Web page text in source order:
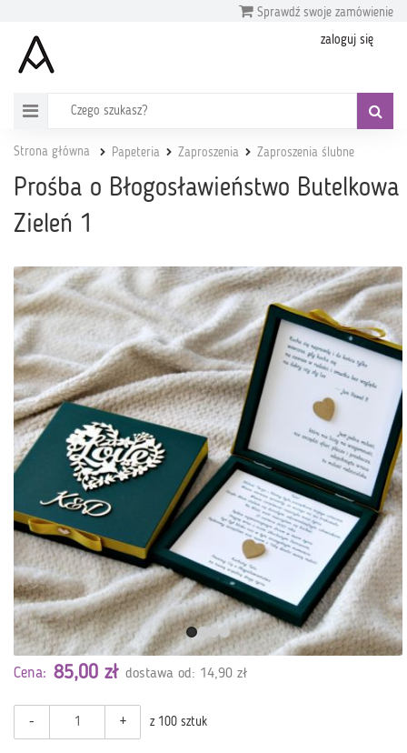
Sprawdź swoje zamówienie
zaloguj się
Strona główna Papeteria Zaproszenia Zaproszenia ślubne
Prośba o Błogosławieństwo Butelkowa
Zieleń 1
Cena: 85,00 zł dostawa od: 14,90 zł
- + z 100 sztuk